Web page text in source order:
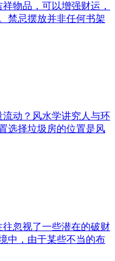
物品，可以增强财运，
禁忌摆放并非任何书架
动？风水学讲究人与环
选择垃圾房的位置是风
忽视了一些潜在的破财
中，由于某些不当的布